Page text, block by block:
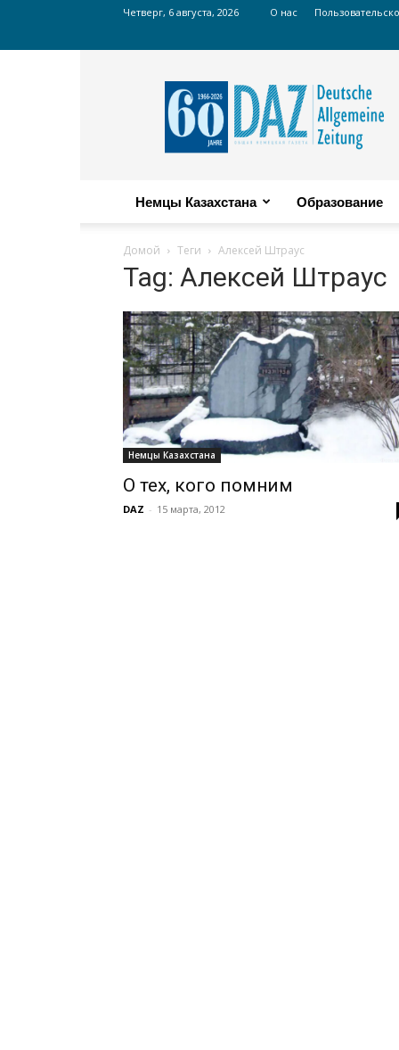
Четверг, 6 августа, 2026 О нас
Russian
DAZ
Немцы Казахстана Образование
Домой Теги Алексей Штраус
Tag: Алексей Штраус
Немцы Казахстана
О тех, кого помним
DAZ - 15 марта, 2012